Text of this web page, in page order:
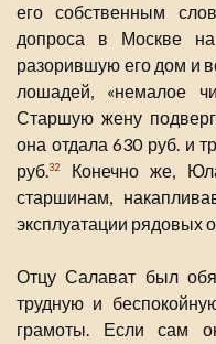
его собственным
допроса в Москве
разорившую его дом и
лошадей, «немалое
Старшую жену
она отдала 630 руб. и
руб.32
Конечно же,
старшинам,
эксплуатации рядовых
Отцу Салават был
трудную и
грамоты. Если сам